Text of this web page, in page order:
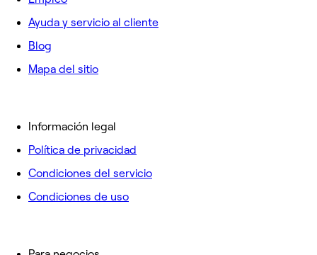
Ayuda y servicio al cliente
Blog
Mapa del sitio
Información legal
Política de privacidad
Condiciones del servicio
Condiciones de uso